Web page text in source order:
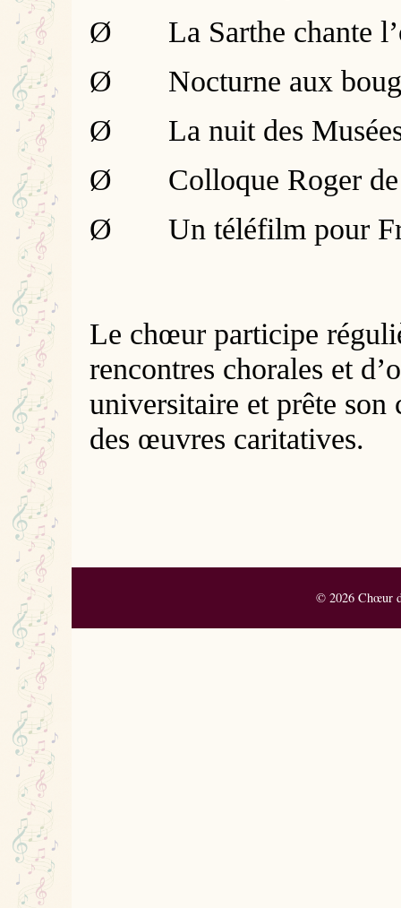
Ø La Sarthe chante
Ø Nocturne aux
Ø La nuit des
Ø Colloque Roger
Ø Un téléfilm pour
Le chœur participe
rencontres chorales et
universitaire et prête son
des œuvres caritatives.
© 2026 Chœur